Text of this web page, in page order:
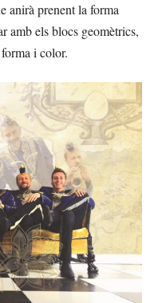
anirà prenent la forma
amb els blocs geomètrics,
i color.